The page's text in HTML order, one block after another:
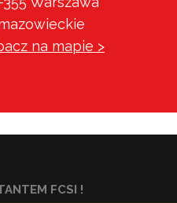
na mapie >
FCSI !